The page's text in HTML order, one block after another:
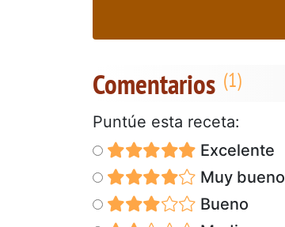
Comentarios
Puntúe esta receta:
Excelente
Muy bueno
Bueno